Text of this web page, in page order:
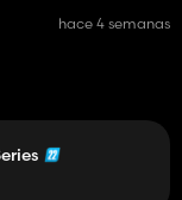
hace 4 semanas